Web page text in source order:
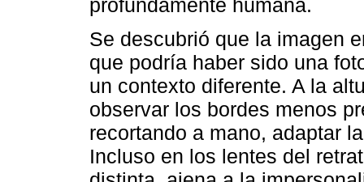
profundamente humana.
Se descubrió que la imagen
que podría haber sido una
un contexto diferente. A la
observar los bordes menos
recortando a mano, adaptar
Incluso en los lentes del